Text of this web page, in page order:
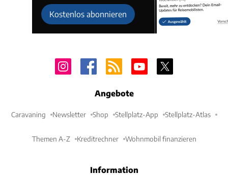
Kostenlos abonnieren
Angebote
Caravaning Newsletter Shop Stellplatz-App Stellplatz-Atlas
Themen A-Z Kreditrechner Wohnmobil finanzieren
Information